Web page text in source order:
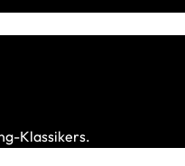
Klassikers.